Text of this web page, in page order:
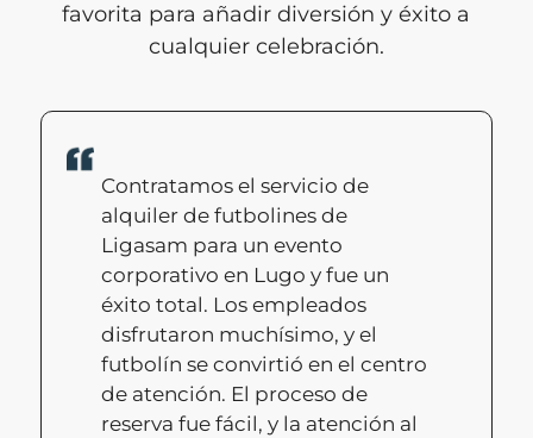
favorita para añadir diversión y éxito a
cualquier celebración.
Contratamos el servicio de
alquiler de futbolines de
Ligasam para un evento
corporativo en Lugo y fue un
éxito total. Los empleados
disfrutaron muchísimo, y el
futbolín se convirtió en el centro
de atención. El proceso de
reserva fue fácil, y la atención al